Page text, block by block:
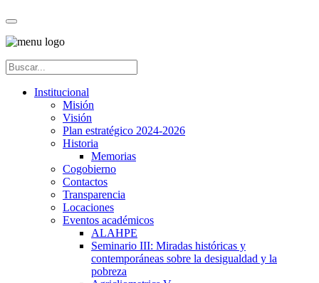
Institucional
Misión
Visión
Plan estratégico 2024-2026
Historia
Memorias
Cogobierno
Contactos
Transparencia
Locaciones
Eventos académicos
ALAHPE
Seminario III: Miradas históricas y
contemporáneas sobre la desigualdad y la
pobreza